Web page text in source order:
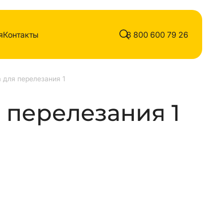
Контакты 8 800 600 79 26
для перелезания 1
1